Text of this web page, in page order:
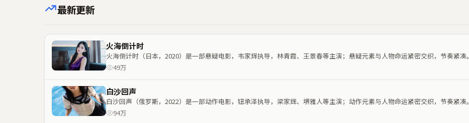
最新更新
火海倒计时
火海倒计时（日本，2020）是一部悬疑电影，韦家辉执导，林青霞、王景春等主演；悬疑元素与人物命运紧密交织，节奏紧凑。
49万
白沙回声
白沙回声（俄罗斯，2022）是一部动作电影，钮承泽执导，梁家辉、堺雅人等主演；动作元素与人物命运紧密交织，节奏紧凑。
94万